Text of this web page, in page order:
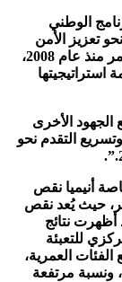
الوطني
تعزيز الأمن
الغذائي والتغذية للجميع. وبناءً على تعاوننا المستمر منذ عام 2008،
استراتيجيتها
الأخرى
التقدم نحو
أنيميا نقص
حيث يُعد نقص
أظهرت نتائج
المركزي للتعبئة
الفئات العمرية،
ونسبة مرتفعة